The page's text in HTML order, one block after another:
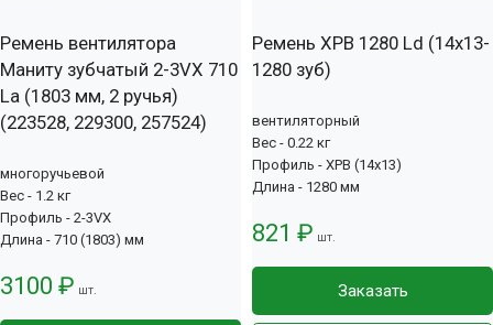
Ремень вентилятора
Маниту зубчатый 2-3VX 710
La (1803 мм, 2 ручья)
(223528, 229300, 257524)
многоручьевой
Вес - 1.2 кг
Профиль - 2-3VX
Длина - 710 (1803) мм
3100 ₽ шт.
Ремень XPB 1280 Ld (14х13-
1280 зуб)
вентиляторный
Вес - 0.22 кг
Профиль - XPB (14x13)
Длина - 1280 мм
821 ₽ шт.
Заказать